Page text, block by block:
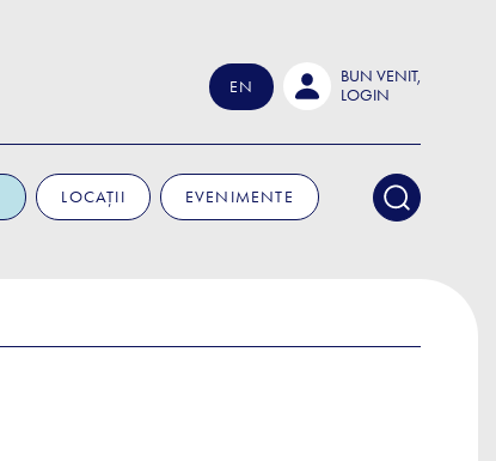
EN
BUN VENIT,
LOGIN
LOCAȚII EVENIMENTE